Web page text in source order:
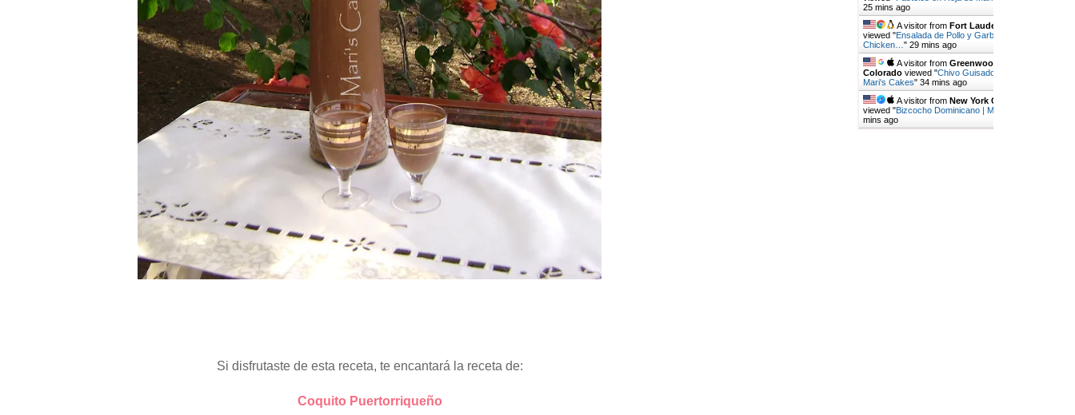
25 mins ago
A visitor from Fort Lauderdale, Florida
viewed "Ensalada de Pollo y Garbanzos -
Chicken… " 29 mins ago
A visitor from Greenwood Village,
Coloradoviewed "Chivo Guisado Dominicano |
Mari's Cakes" 34 mins ago
A visitor from New York City, New York
viewed "Bizcocho Dominicano | Mari's Cakes
mins ago
Si disfrutaste de esta receta, te encantará la receta de:
Coquito Puertorriqueño